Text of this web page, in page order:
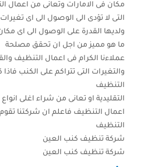
مكان فى الامارات وتعانى من اعمال
التى لا تؤدى الى الوصول الى اى
ولديها القدرة على الوصول الى اى
ما هو مميز من اجل ان تحقق مصلحة
عملاءنا الكرام فى اعمال التنظيف
والتغيرات التى تتراكم على الكنب
التنظيف
التقليدية او تعانى من شراء اغلى
اعمال التنظيف فاعلم ان شركتنا تقوم
التنظيف
شركة تنظيف كنب العين
شركة تنظيف كنب العين